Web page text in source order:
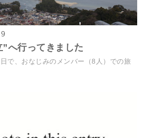
”へ行ってきました
で、おなじみのメンバー（8人）での旅